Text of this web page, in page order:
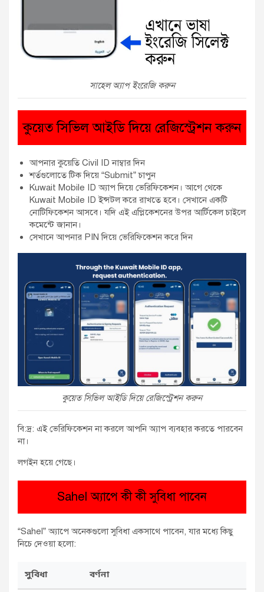
সাহেল অ্যাপ ইংরেজি করুন
কুয়েত সিভিল আইডি দিয়ে রেজিস্ট্রেশন করুন
আপনার কুয়েতি Civil ID নাম্বার দিন
শর্তগুলোতে টিক দিয়ে “Submit” চাপুন
Kuwait Mobile ID অ্যাপ দিয়ে ভেরিফিকেশন। আগে থেকে
Kuwait Mobile ID ইন্সটল করে রাখতে হবে। সেখানে একটি
নোটিফিকেশন আসবে। যদি এই এপ্লিকেশনের উপর আর্টিকেল চাইলে
কমেন্টে জানান।
সেখানে আপনার PIN দিয়ে ভেরিফিকেশন করে দিন
কুয়েত সিভিল আইডি দিয়ে রেজিস্ট্রেশন করুন
বি:দ্র: এই ভেরিফিকেশন না করলে আপনি অ্যাপ ব্যবহার করতে পারবেন
না।
লগইন হয়ে গেছে।
Sahel অ্যাপে কী কী সুবিধা পাবেন
“Sahel” অ্যাপে অনেকগুলো সুবিধা একসাথে পাবেন, যার মধ্যে কিছু
নিচে দেওয়া হলো:
সুবিধা বর্ণনা